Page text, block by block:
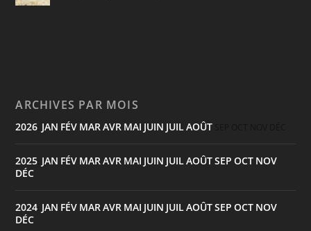
ARCHIVES PAR MOIS
2026 JAN FÉV MARAVR MAI JUIN JUILAOÛT
2025 JAN FÉV MARAVR MAI JUIN JUILAOÛTSEP OCT NOV
DÉC
2024 JAN FÉV MARAVR MAI JUIN JUILAOÛTSEP OCT NOV
DÉC